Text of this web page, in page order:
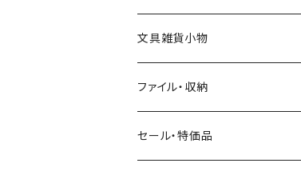
ミモザ
お花・フラワー・グリーン・植物
eric
SAIEN
田村美紀
パピアプラッツ（作家もの）
eric
浅野みどり
西淑
パン・ブレッド
カフェ
コーヒー・飲み物・クリームソーダ
文具雑貨小物
ファイル・収納
セール・特価品